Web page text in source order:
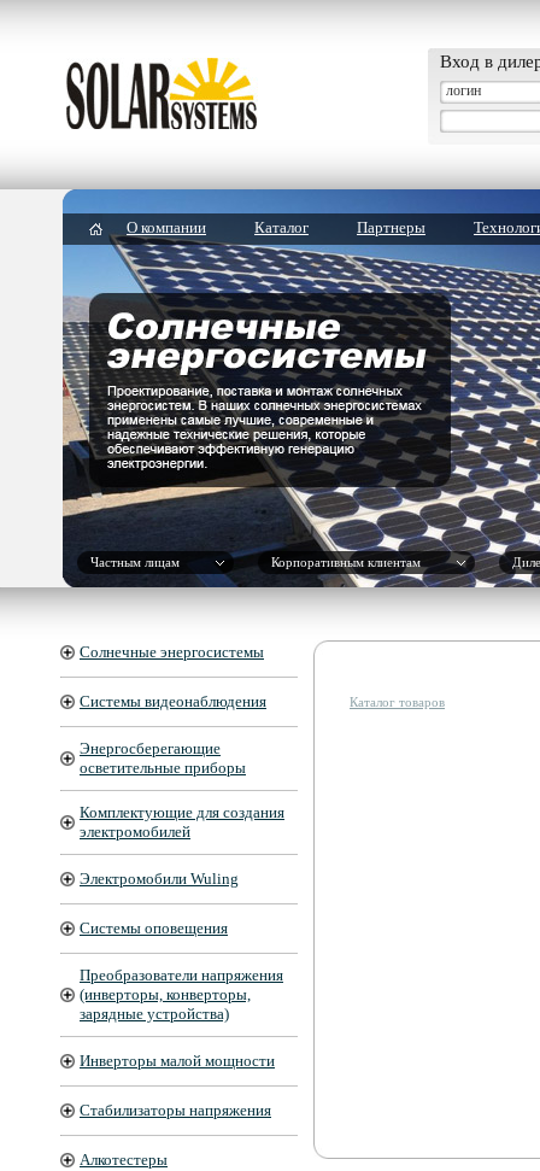
Вход в
О компании Каталог Партнеры
Частным лицам Корпоративным клиентам
Солнечные энергосистемы
Системы видеонаблюдения
Энергосберегающие
осветительные приборы
Комплектующие для создания
электромобилей
Электромобили Wuling
Системы оповещения
Преобразователи напряжения
(инверторы, конверторы,
зарядные устройства)
Инверторы малой мощности
Стабилизаторы напряжения
Алкотестеры
Каталог товаров